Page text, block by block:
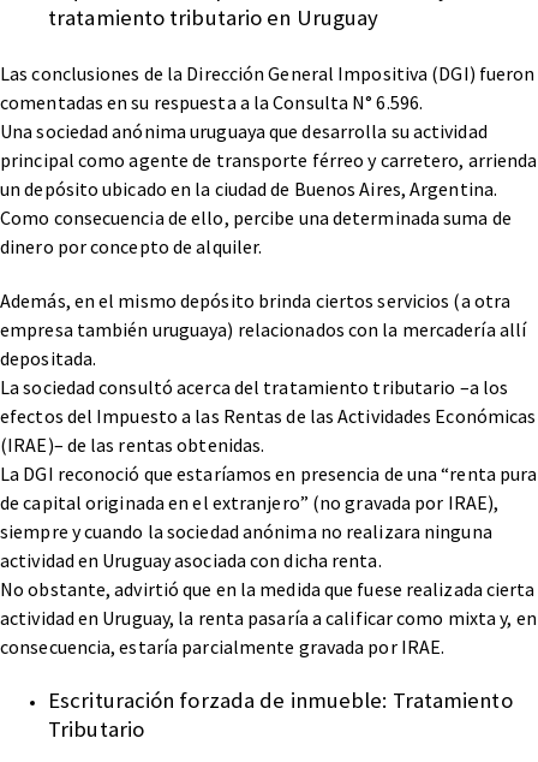
tratamiento tributario en Uruguay
Las conclusiones de la Dirección General Impositiva (DGI) fueron
comentadas en su respuesta a la Consulta N° 6.596.
Una sociedad anónima uruguaya que desarrolla su actividad
principal como agente de transporte férreo y carretero, arrienda
un depósito ubicado en la ciudad de Buenos Aires, Argentina.
Como consecuencia de ello, percibe una determinada suma de
dinero por concepto de alquiler.
Además, en el mismo depósito brinda ciertos servicios (a otra
empresa también uruguaya) relacionados con la mercadería allí
depositada.
La sociedad consultó acerca del tratamiento tributario –a los
efectos del Impuesto a las Rentas de las Actividades Económicas
(IRAE)– de las rentas obtenidas.
La DGI reconoció que estaríamos en presencia de una “renta pura
de capital originada en el extranjero” (no gravada por IRAE),
siempre y cuando la sociedad anónima no realizara ninguna
actividad en Uruguay asociada con dicha renta.
No obstante, advirtió que en la medida que fuese realizada cierta
actividad en Uruguay, la renta pasaría a calificar como mixta y, en
consecuencia, estaría parcialmente gravada por IRAE.
Escrituración forzada de inmueble: Tratamiento
Tributario